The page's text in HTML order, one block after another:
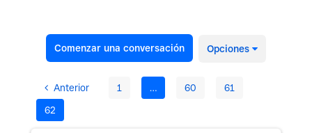
Comenzar una conversación Opciones
Anterior 1 … 60
61
62